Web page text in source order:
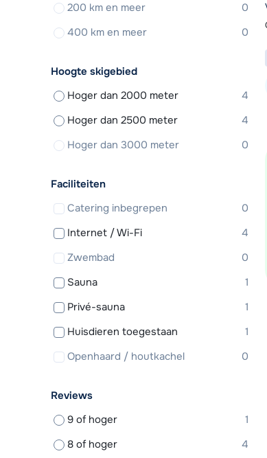
200 km en meer
0
400 km en meer
0
Hoogte skigebied
Hoger dan 2000 meter
4
Hoger dan 2500 meter
4
Hoger dan 3000 meter
0
Faciliteiten
Catering inbegrepen
0
Internet / Wi-Fi
4
Zwembad
0
Sauna
1
Privé-sauna
1
Huisdieren toegestaan
1
Openhaard / houtkachel
0
Reviews
9 of hoger
1
8 of hoger
4